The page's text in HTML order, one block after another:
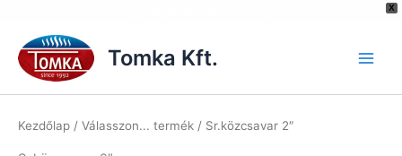
X
content
Tomka Kft.
Kezdőlap / Válasszon... termék / Sr.közcsavar 2″